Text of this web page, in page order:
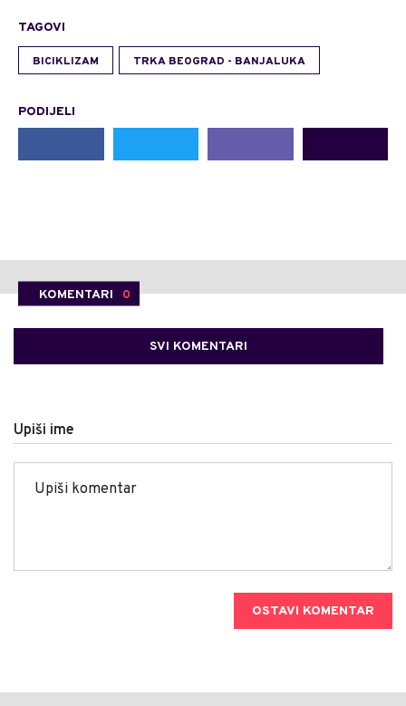
TAGOVI
BICIKLIZAM TRKA BEOGRAD - BANJALUKA
PODIJELI
KOMENTARI 0
SVI KOMENTARI
Upiši ime
OSTAVI KOMENTAR